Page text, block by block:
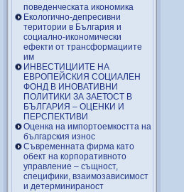
поведенческата икономика
Екологично-депресивни
територии в България и
социално-икономически
ефекти от трансформациите
им
ИНВЕСТИЦИИТЕ НА
ЕВРОПЕЙСКИЯ СОЦИАЛЕН
ФОНД В ИНОВАТИВНИ
ПОЛИТИКИ ЗА ЗАЕТОСТ В
БЪЛГАРИЯ – OЦЕНКИ И
ПЕРСПЕКТИВИ
Оценка на импортоемкостта на
българския износ
Съвременната фирма като
обект на корпоративното
управление – същност,
специфики, взаимозависимост
и детерминираност